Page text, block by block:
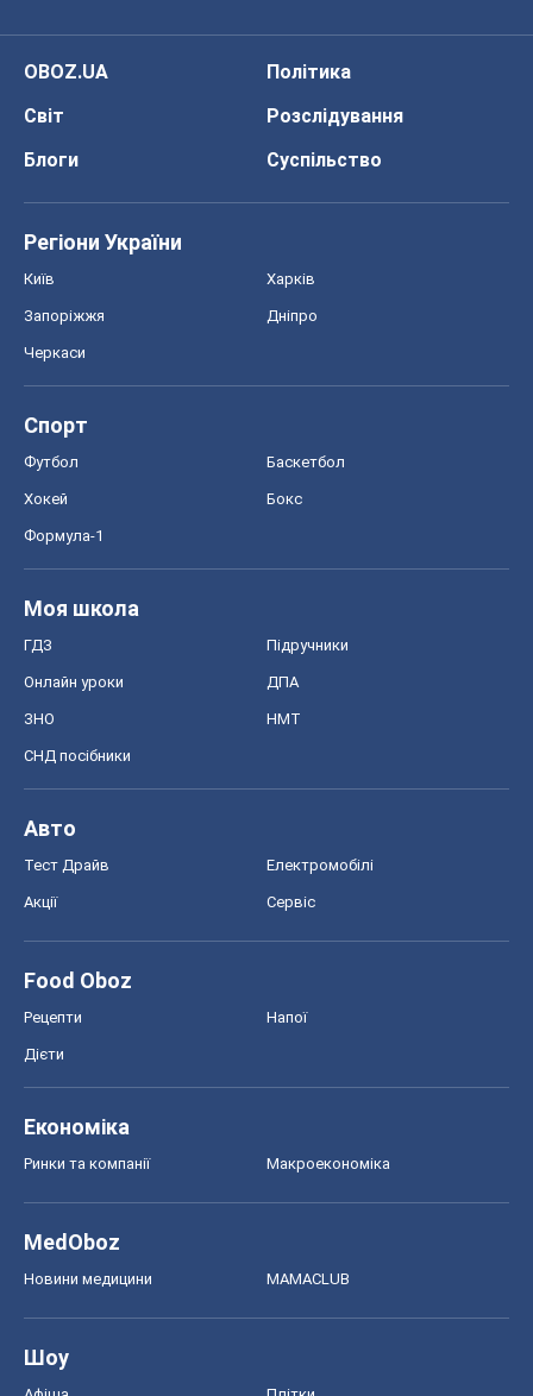
OBOZ.UA
Політика
Світ
Розслідування
Блоги
Суспільство
Регіони України
Київ Харків
Запоріжжя Дніпро
Черкаси
Спорт
Футбол Баскетбол
Хокей Бокс
Формула-1
Моя школа
ГДЗ Підручники
Онлайн уроки ДПА
ЗНО НМТ
СНД посібники
Авто
Тест Драйв Електромобілі
Акції Сервіс
Food Oboz
Рецепти Напої
Дієти
Економіка
Ринки та компанії Макроекономіка
MedOboz
Новини медицини MAMACLUB
Шоу